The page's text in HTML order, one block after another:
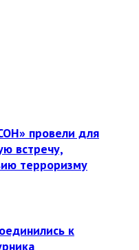
провели для
встречу,
терроризму
к